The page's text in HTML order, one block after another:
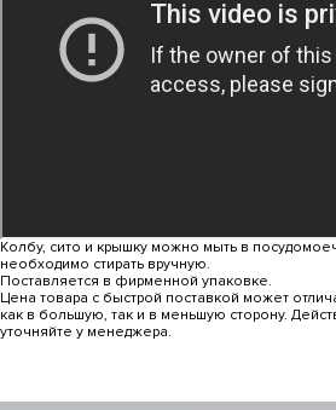
Колбу, сито и крышку можно мыть в
необходимо стирать вручную.
Поставляется в фирменной упаковке.
Цена товара с быстрой поставкой может
как в большую, так и в меньшую сторону.
уточняйте у менеджера.